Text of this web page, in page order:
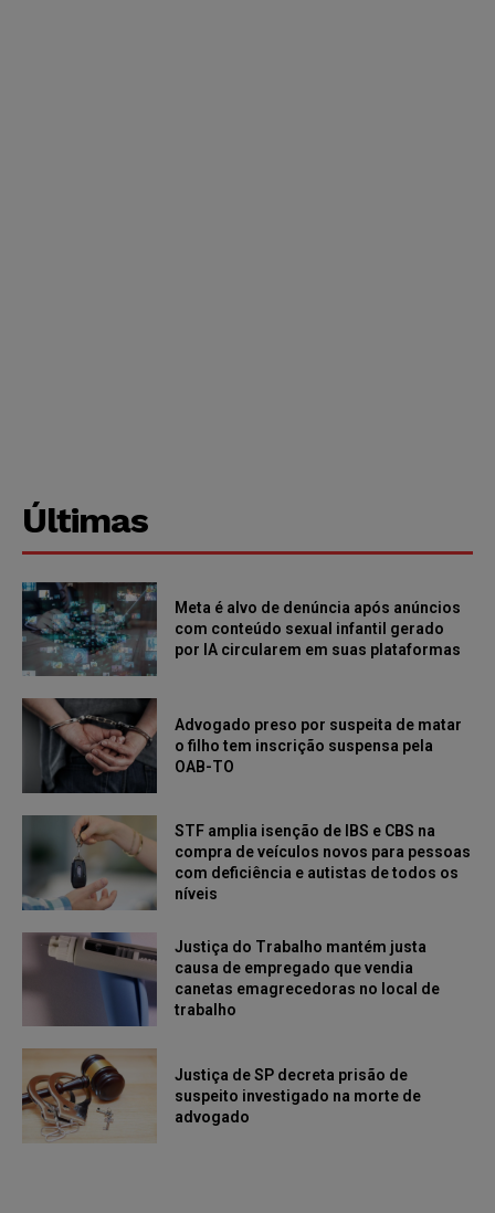
Últimas
Meta é alvo de denúncia após anúncios
com conteúdo sexual infantil gerado
por IA circularem em suas plataformas
Advogado preso por suspeita de matar
o filho tem inscrição suspensa pela
OAB-TO
STF amplia isenção de IBS e CBS na
compra de veículos novos para pessoas
com deficiência e autistas de todos os
níveis
Justiça do Trabalho mantém justa
causa de empregado que vendia
canetas emagrecedoras no local de
trabalho
Justiça de SP decreta prisão de
suspeito investigado na morte de
advogado